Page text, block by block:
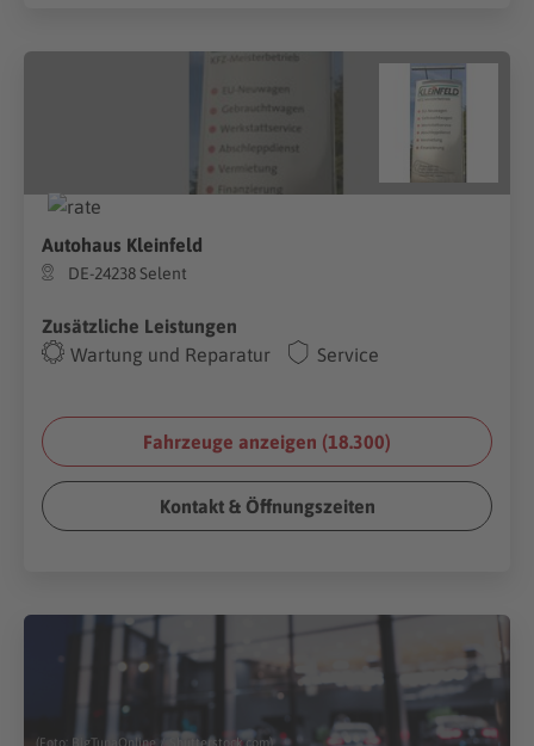
Autohaus Kleinfeld
DE-24238 Selent
Zusätzliche Leistungen
Wartung und Reparatur
Service
Fahrzeuge anzeigen (18.300)
Kontakt & Öffnungszeiten
(Foto: BigTunaOnline / Shutterstock.com)